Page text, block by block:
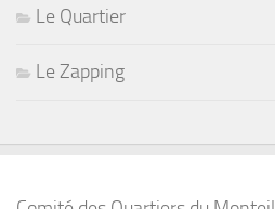
Le Quartier
Le Zapping